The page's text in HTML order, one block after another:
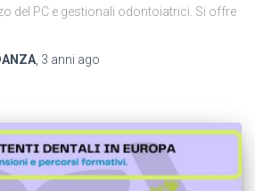
del PC e gestionali odontoiatrici. Si offre
3 anni ago